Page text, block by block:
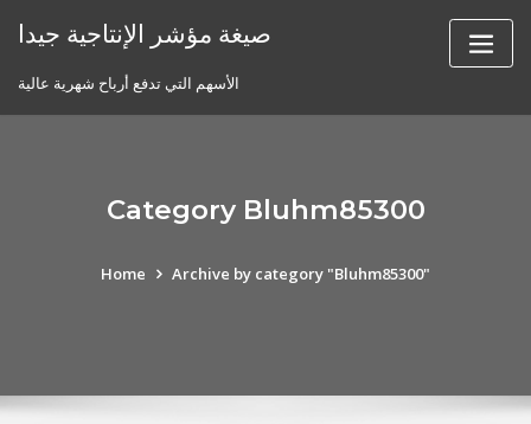
صيغة مؤشر الإنتاجية جيدا
الأسهم التي تدفع أرباح شهرية عالية
Category Bluhm85300
Home Archive by category "Bluhm85300"